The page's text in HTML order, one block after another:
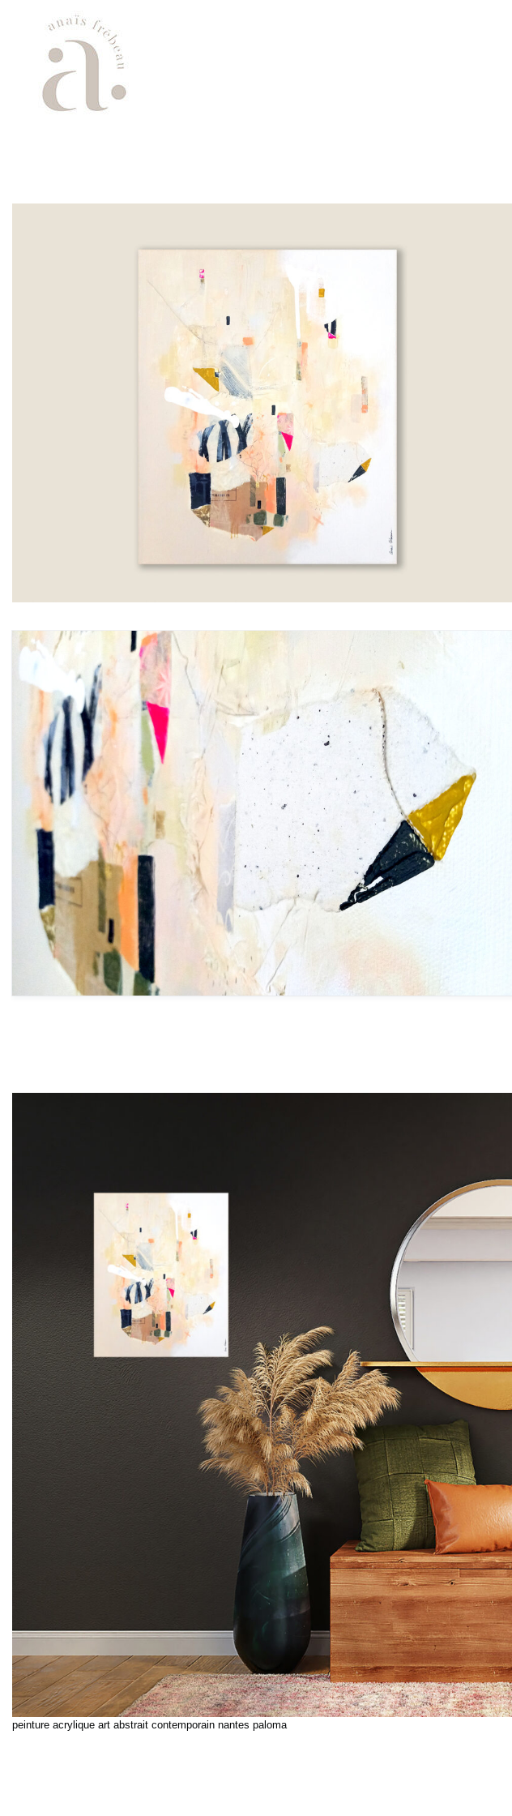
peinture acrylique art abstrait contemporain nantes paloma